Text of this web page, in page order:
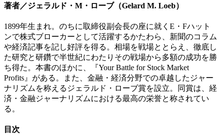
著者／ジェラルド・M・ローブ（Gelard M. Loeb）
1899年生まれ。のちに取締役副会長の座に就くE・Fハット
ンで株式ブローカーとして活躍するかたわら、新聞のコラム
や経済記事を記し好評を得る。相場を戦場ととらえ、徹底し
た研究と研鑽で半世紀にわたりその戦場から多額の成功を勝
ち得た。本書のほかに、『Your Battle for Stock Market
Profits』がある。また、金融・経済分野での卓越したジャー
ナリズムを称えるジェラルド・ローブ賞を設立。同賞は、経
済・金融ジャーナリズムにおける最高の栄誉と称されてい
る。
目次